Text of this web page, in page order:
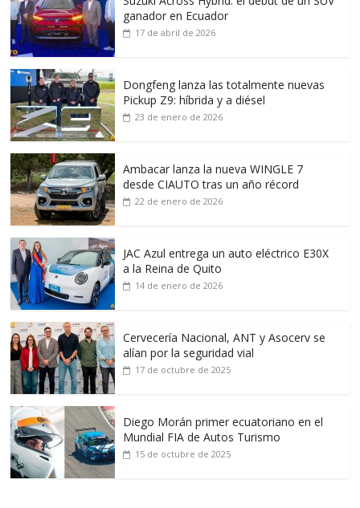
ganador en Ecuador
17 de abril de 2026
Dongfeng lanza las totalmente nuevas
Pickup Z9: híbrida y a diésel
23 de enero de 2026
Ambacar lanza la nueva WINGLE 7
desde CIAUTO tras un año récord
22 de enero de 2026
JAC Azul entrega un auto eléctrico E30X
a la Reina de Quito
14 de enero de 2026
Cervecería Nacional, ANT y Asocerv se
alían por la seguridad vial
17 de octubre de 2025
Diego Morán primer ecuatoriano en el
Mundial FIA de Autos Turismo
15 de octubre de 2025